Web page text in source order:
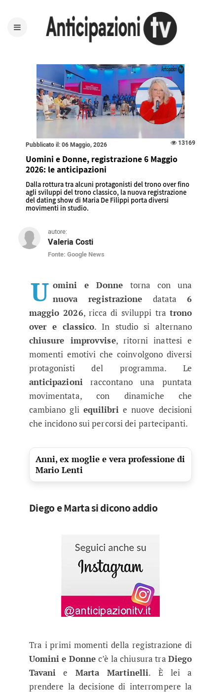
Pubblicato il: 06 Maggio, 2026 13169
Uomini e Donne, registrazione 6 Maggio
2026: le anticipazioni
Dalla rottura tra alcuni protagonisti del trono over fino
agli sviluppi del trono classico, la nuova registrazione
del dating show di Maria De Filippi porta diversi
movimenti in studio.
autore:
Valeria Costi
Fonte: Google News
Uomini e Donne, registrazione
U omini e Donne torna con una
nuova registrazione datata6
maggio 2026, ricca di sviluppi tra trono
over e classico. In studio si alternano
chiusure improvvise, ritorni inattesi e
momenti emotivi che coinvolgono diversi
protagonisti del programma. Le
anticipazioniraccontano una puntata
movimentata, con dinamiche che
cambiano gli equilibrie nuove decisioni
che incidono sui percorsi dei partecipanti.
Anni, ex moglie e vera professione di
Mario Lenti
Diego e Marta si dicono addio
Tra i primi momenti della registrazione di
Uomini e Donne c’è la chiusura tra Diego
Tavani e Marta Martinelli. È lei a
prendere la decisione di interrompere la